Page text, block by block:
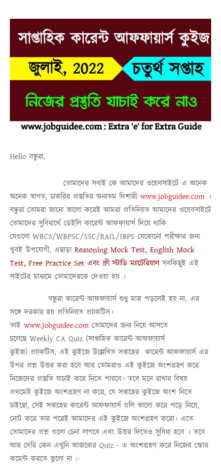
Hello বন্ধুরা,
তোমাদের সবাই কে আমাদের ওয়েবসাইটে এ অনেক
অনেক স্বাগত, চাকরির প্রস্তুতির অন্যতম দিশারী www.jobguidee.com ।
বন্ধুরা তোমরা জানো ভালো করেই আমরা প্রতিনিয়ত আমাদের ওয়েবসাইটে
তোমাদের সুবিধার্থে ডেইলি কারেন্ট আফফায়ার্সদিয়ে থাকি
যেগুলো WBCS/WBPSC/SSC/RAIL/IBPS যেকোনো পরীক্ষার জন্য
খুবই উপযোগী, এছাড়া Reasoning Mock Test, English Mock
Test, Free Practice Set এবং ফ্রী স্টাডি ম্যাটেরিয়ালসবকিছুই এই
সাইটের মাধ্যমে তোমাদেরকে দেওয়া হয় ।
বন্ধুরা কারেন্ট আফফায়ার্স শুধু মাত্র পড়লেই হয় না, এর
সঙ্গে দরকার হয় প্রতিনিয়ত প্র্যাকটিস।
তাই www.Jobguidee.com তোমাদের জন্য নিয়ে আসতে
চলেছে Weekly CA Quiz (সাপ্তাহিক কারেন্ট আফফায়ার্স
কুইজ) প্র্যাকটিস, এই কুইজে উল্লেখিত সপ্তাহের কারেন্ট আফফায়ার্স এর
উপর প্রশ্ন উত্তর করা হবে আর তোমরাও এই কুইজে অংশগ্রহণ করে
নিজেদের প্রস্তুতি যাচাই করে নিতে পারবে। তবে মনে রাখার বিষয়
প্রথমেই কুইজে অংশগ্রহণ না করে, যে সপ্তাহের কুইজে অংশ নিতে
চাইছো, সেই সপ্তাহের কারেন্ট আফফায়ার্স গুলি ভালো করে পড়ে নিয়ে,
নোট করে তার পরেই আমাদের এই কুইজে অংশগ্রহণ করো। এতে
তোমাদের প্রশ্ন গুলো চেনা লাগবে এবং উত্তর দিতেও সুবিধা হবে । তবে
আর দেরি কেন এখুনি আজকের Quiz - এ অংশগ্রহণ করে নিজের স্কোর
কমেন্ট করতে ভুলো না :-